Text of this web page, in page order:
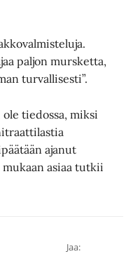
paljon mursketta,
turvallisesti”.
tiedossa, miksi
ajanut
asiaa tutkii
Jaa: